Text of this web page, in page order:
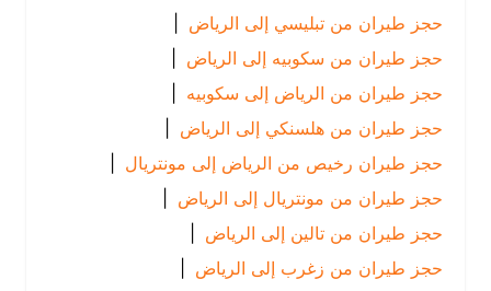
حجز طيران من تبليسي إلى الرياض
|
حجز طيران من سكوبيه إلى الرياض
|
حجز طيران من الرياض إلى سكوبيه |
حجز طيران من هلسنكي إلى الرياض
|
حجز طيران رخيص من الرياض إلى مونتريال |
حجز طيران من مونتريال إلى الرياض
|
حجز طيران من تالين إلى الرياض
|
حجز طيران من زغرب إلى الرياض
|